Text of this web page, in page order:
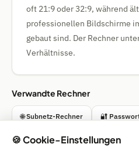
oft 21:9 oder 32:9, während
professionellen Bildschirme
gebaut sind. Der Rechner
Verhältnisse.
Verwandte Rechner
🌐 Subnetz-Rechner 🔐
⏱ Unix-Timestamp-Konverter
🍪 Cookie-Einstellungen